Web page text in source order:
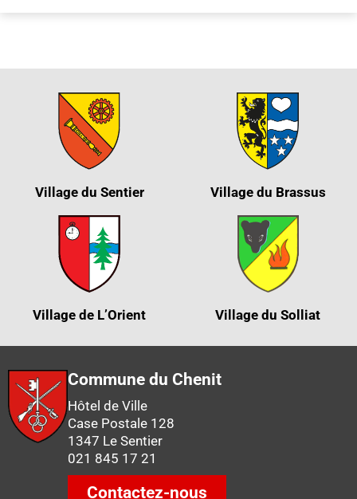
Village du Sentier Village du Brassus
Village de L’Orient Village du Solliat
Commune du Chenit
Hôtel de Ville
Case Postale 128
1347 Le Sentier
021 845 17 21
Contactez-nous